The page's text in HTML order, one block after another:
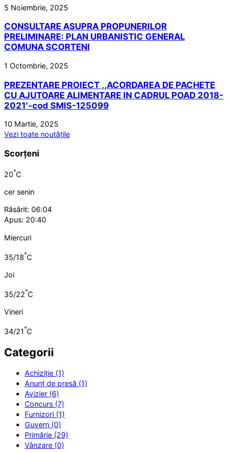
5 Noiembrie, 2025
CONSULTARE ASUPRA PROPUNERILOR
PRELIMINARE: PLAN URBANISTIC GENERAL
COMUNA SCORTENI
1 Octombrie, 2025
PREZENTARE PROIECT ,,ACORDAREA DE PACHETE
CU AJUTOARE ALIMENTARE IN CADRUL POAD 2018-
2021′-cod SMIS-125099
10 Martie, 2025
Vezi toate noutățile
Scorțeni
20°C
cer senin
Răsărit: 06:04
Apus: 20:40
Miercuri
35/18°C
Joi
35/22°C
Vineri
34/21°C
Categorii
Achiziție (1)
Anunț de presă (1)
Avizier (6)
Concurs (7)
Furnizori (1)
Guvern (0)
Primărie (29)
Vânzare (0)